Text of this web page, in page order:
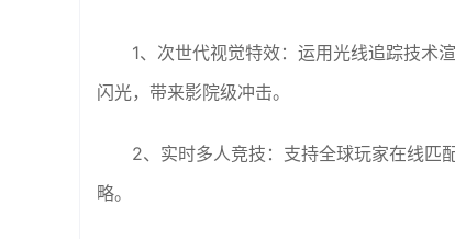
1、次世代视觉特效：运用光线追踪技术
闪光，带来影院级冲击。
2、实时多人竞技：支持全球玩家在线匹
略。